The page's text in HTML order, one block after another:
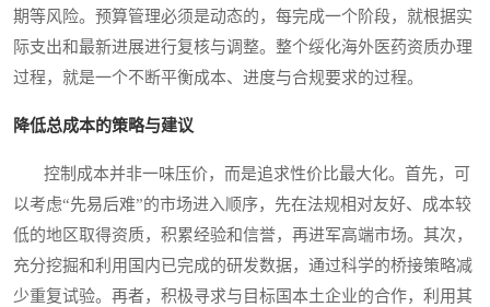
期等风险。预算管理必须是动态的，每完成一个阶段，就根据实
际支出和最新进展进行复核与调整。整个绥化海外医药资质办理
过程，就是一个不断平衡成本、进度与合规要求的过程。
降低总成本的策略与建议
控制成本并非一味压价，而是追求性价比最大化。首先，可
以考虑“先易后难”的市场进入顺序，先在法规相对友好、成本较
低的地区取得资质，积累经验和信誉，再进军高端市场。其次，
充分挖掘和利用国内已完成的研发数据，通过科学的桥接策略减
少重复试验。再者，积极寻求与目标国本土企业的合作，利用其